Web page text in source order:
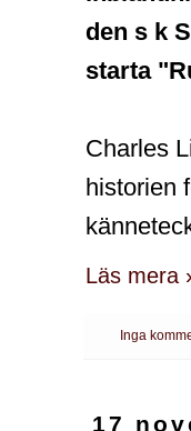
den s k
starta
Charles
historien
Läs mera
Inga
17